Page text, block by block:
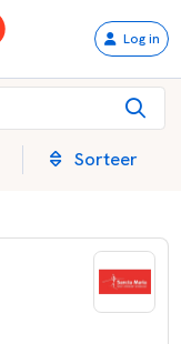
Log in
Sorteer